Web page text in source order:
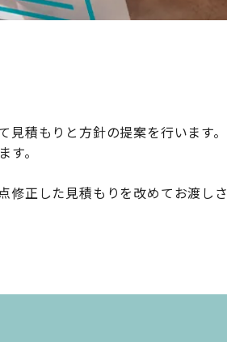
積もりと方針の提案を行います。
。
修正した見積もりを改めてお渡しさ